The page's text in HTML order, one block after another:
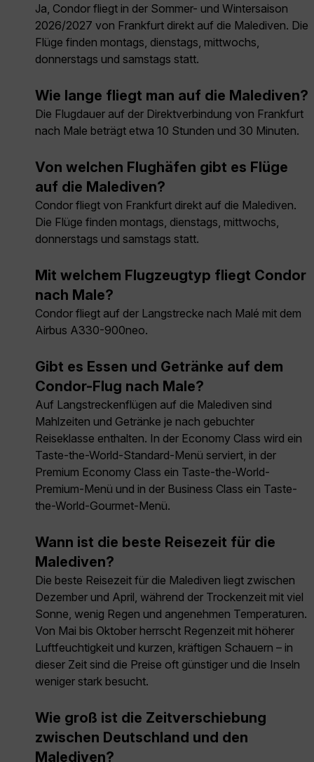
Ja, Condor fliegt in der Sommer- und Wintersaison
2026/2027 von Frankfurt direkt auf die Malediven. Die
Flüge finden montags, dienstags, mittwochs,
donnerstags und samstags statt.
Wie lange fliegt man auf die Malediven?
Die Flugdauer auf der Direktverbindung von Frankfurt
nach Male beträgt etwa 10 Stunden und 30 Minuten.
Von welchen Flughäfen gibt es Flüge
auf die Malediven?
Condor fliegt von Frankfurt direkt auf die Malediven.
Die Flüge finden montags, dienstags, mittwochs,
donnerstags und samstags statt.
Mit welchem Flugzeugtyp fliegt Condor
nach Male?
Condor fliegt auf der Langstrecke nach Malé mit dem
Airbus A330-900neo.
Gibt es Essen und Getränke auf dem
Condor-Flug nach Male?
Auf Langstreckenflügen auf die Malediven sind
Mahlzeiten und Getränke je nach gebuchter
Reiseklasse enthalten. In der Economy Class wird ein
Taste-the-World-Standard-Menü serviert, in der
Premium Economy Class ein Taste-the-World-
Premium-Menü und in der Business Class ein Taste-
the-World-Gourmet-Menü.
Wann ist die beste Reisezeit für die
Malediven?
Die beste Reisezeit für die Malediven liegt zwischen
Dezember und April, während der Trockenzeit mit viel
Sonne, wenig Regen und angenehmen Temperaturen.
Von Mai bis Oktober herrscht Regenzeit mit höherer
Luftfeuchtigkeit und kurzen, kräftigen Schauern – in
dieser Zeit sind die Preise oft günstiger und die Inseln
weniger stark besucht.
Wie groß ist die Zeitverschiebung
zwischen Deutschland und den
Malediven?